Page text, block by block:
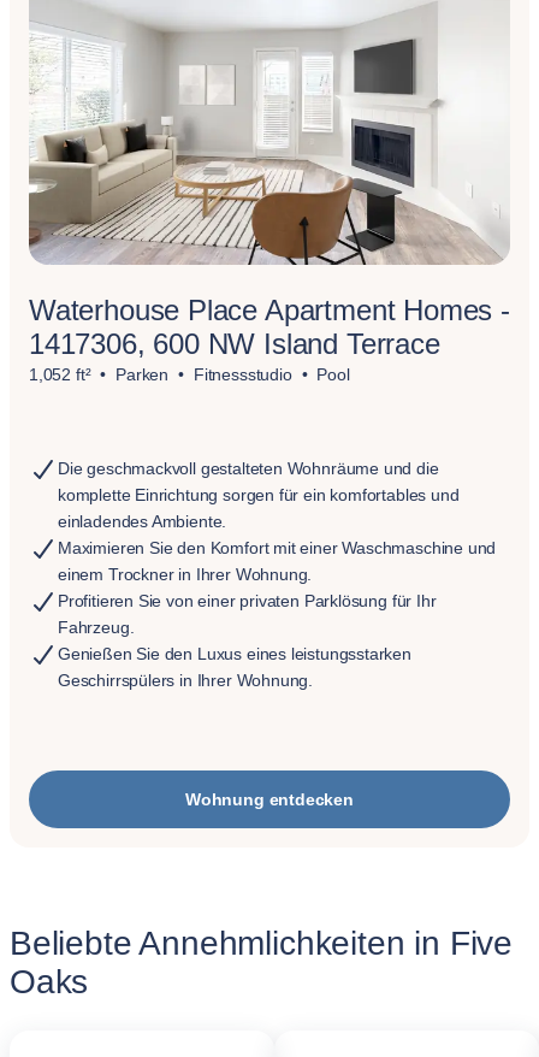
Waterhouse Place Apartment Homes -
1417306, 600 NW Island Terrace
1,052 ft² Parken Fitnessstudio Pool
Die geschmackvoll gestalteten Wohnräume und die
komplette Einrichtung sorgen für ein komfortables und
einladendes Ambiente.
Maximieren Sie den Komfort mit einer Waschmaschine und
einem Trockner in Ihrer Wohnung.
Profitieren Sie von einer privaten Parklösung für Ihr
Fahrzeug.
Genießen Sie den Luxus eines leistungsstarken
Geschirrspülers in Ihrer Wohnung.
Wohnung entdecken
Beliebte Annehmlichkeiten in Five
Oaks